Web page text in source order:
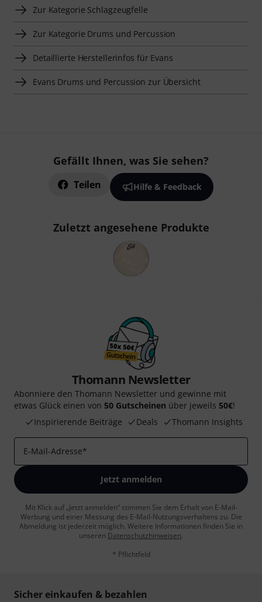
Zur Kategorie Schlagzeugfelle
Zur Kategorie Drums und Percussion
Detaillierte Herstellerinfos für Evans
Evans Drums und Percussion zur Übersicht
Gefällt Ihnen, was Sie sehen?
Teilen Hilfe & Feedback
Zuletzt angesehene Produkte
Thomann Newsletter
Abonniere den Thomann Newsletter und gewinne mit
etwas Glück einen von 50 Gutscheinen über jeweils 50€!
Inspirierende Beiträge
Deals Thomann Insights
E-Mail-Adresse*
Jetzt anmelden
Mit Klick auf „Jetzt anmelden“ stimmen Sie dem Erhalt von E-Mail-
Werbung und einer Messung des E-Mail-Nutzungsverhaltens zu. Die
Abmeldung ist jederzeit möglich. Weitere Informationen finden Sie in
unseren Datenschutzhinweisen.
* Pflichtfeld
Sicher einkaufen & bezahlen